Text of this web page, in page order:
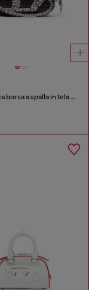
1DR-Iconica borsa a spalla in tela e pelle